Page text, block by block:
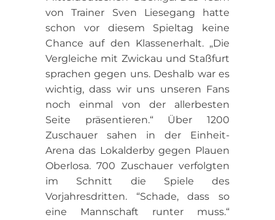
von Trainer Sven Liesegang hatte
schon vor diesem Spieltag keine
Chance auf den Klassenerhalt. „Die
Vergleiche mit Zwickau und Staßfurt
sprachen gegen uns. Deshalb war es
wichtig, dass wir uns unseren Fans
noch einmal von der allerbesten
Seite präsentieren.“ Über 1200
Zuschauer sahen in der Einheit-
Arena das Lokalderby gegen Plauen
Oberlosa. 700 Zuschauer verfolgten
im Schnitt die Spiele des
Vorjahresdritten. “Schade, dass so
eine Mannschaft runter muss.“